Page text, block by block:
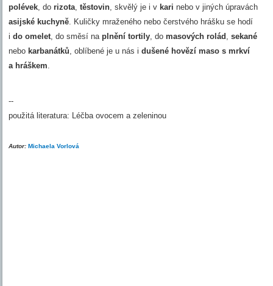
polévek, dorizota,těstovin, skvělý je i v kari nebo v jiných úpravách
asijské kuchyně. Kuličky mraženého nebo čerstvého hrášku se hodí
ido omelet, do směsí naplnění tortily, domasových rolád ,sekané
nebo karbanátků, oblíbené je u nás idušené hovězí maso s mrkví
a hráškem.
--
použitá literatura: Léčba ovocem a zeleninou
Autor:Michaela Vorlová